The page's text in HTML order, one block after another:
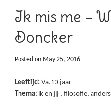
Ik mis me –
Doncker
Posted on May 25, 2016
Leeftijd: Va.10 jaar
Thema: ik en jij , filosofie,